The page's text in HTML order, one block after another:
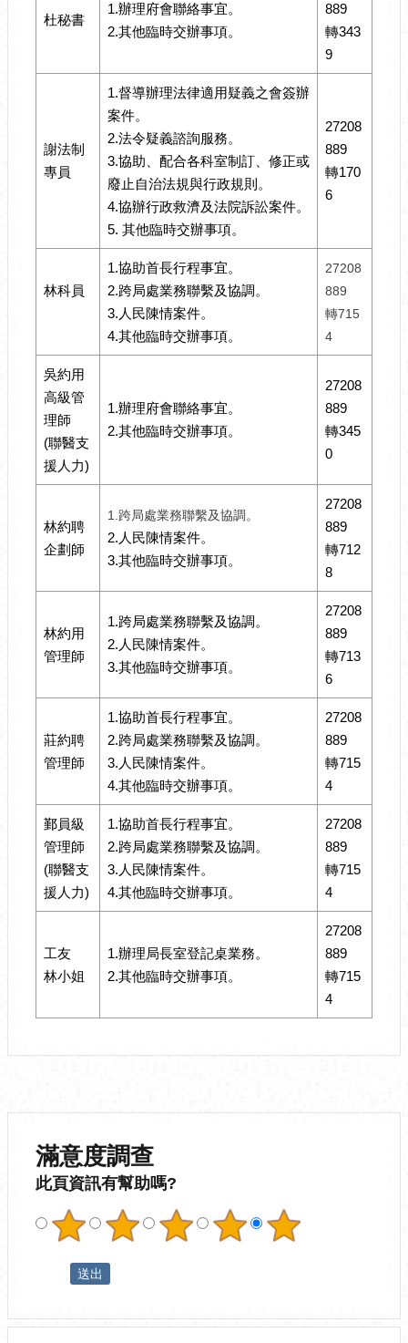
杜秘書
1.辦理府會聯絡事宜。
2.其他臨時交辦事項。
889
轉343
9
謝法制
專員
1.督導辦理法律適用疑義之會簽辦
案件。
2.法令疑義諮詢服務。
3.協助、配合各科室制訂、修正或
廢止自治法規與行政規則。
4.協辦行政救濟及法院訴訟案件。
5. 其他臨時交辦事項。
27208
889
轉170
6
林科員
1.協助首長行程事宜。
2.跨局處業務聯繫及協調。
3.人民陳情案件。
4.其他臨時交辦事項。
27208
889
轉715
4
吳約用
高級管
理師
(聯醫支
援人力)
1.辦理府會聯絡事宜。
2.其他臨時交辦事項。
27208
889
轉345
0
林約聘
企劃師
1.跨局處業務聯繫及協調。
2.人民陳情案件。
3.其他臨時交辦事項。
27208
889
轉712
8
林約用
管理師
1.跨局處業務聯繫及協調。
2.人民陳情案件。
3.其他臨時交辦事項。
27208
889
轉713
6
莊約聘
管理師
1.協助首長行程事宜。
2.跨局處業務聯繫及協調。
3.人民陳情案件。
4.其他臨時交辦事項。
27208
889
轉715
4
鄞員級
管理師
(聯醫支
援人力)
1.協助首長行程事宜。
2.跨局處業務聯繫及協調。
3.人民陳情案件。
4.其他臨時交辦事項。
27208
889
轉715
4
工友
林小姐
1.辦理局長室登記桌業務。
2.其他臨時交辦事項。
27208
889
轉715
4
滿意度調查
此頁資訊有幫助嗎?